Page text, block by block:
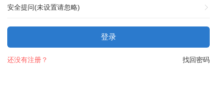
安全提问(未设置请忽略)
登录
找回密码
还没有注册？